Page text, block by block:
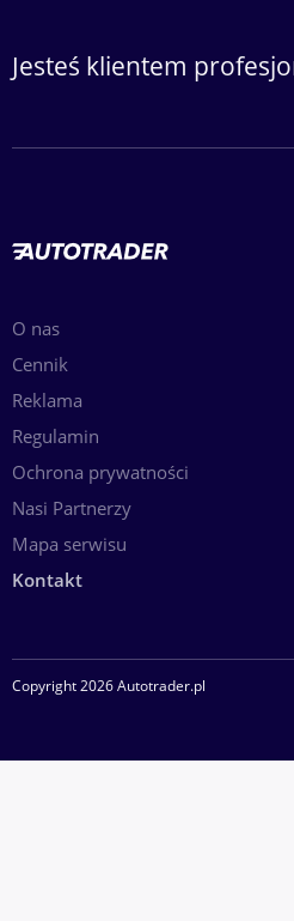
Kontakt tel.
Pokaż numer 55
Niniejsze ogłoszenie jest
Jesteś klientem
O nas
Cennik
Reklama
Regulamin
Ochrona prywatności
Nasi Partnerzy
Mapa serwisu
Kontakt
Copyright 2026 Autotrader.pl